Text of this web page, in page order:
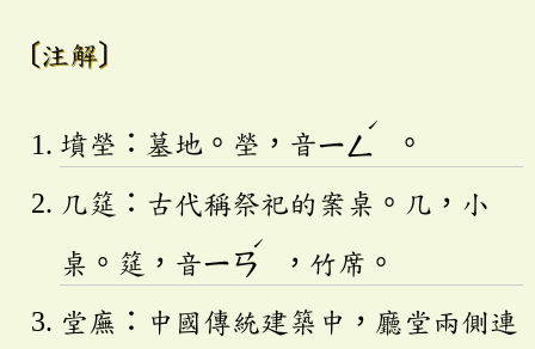
〔注解〕
墳塋：墓地。塋，音ㄧㄥ
ˊ
。
几筵：古代稱祭祀的案桌。几，小
桌。筵，音ㄧㄢ
ˊ
，竹席。
堂廡：中國傳統建築中，廳堂兩側連